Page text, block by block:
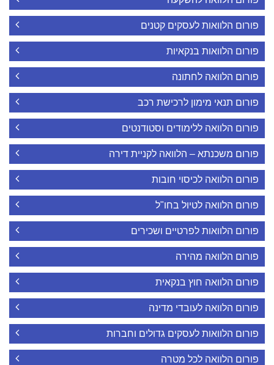
פורום הלוואות לעסקים קטנים
פורום הלוואות בנקאיות
פורום הלוואה לחתונה
פורום תנאי מימון לרכישת רכב
פורום הלוואה ללימודים וסטודנטים
פורום משכנתא – הלוואה לקניית דירה
פורום הלוואה לכיסוי חובות
פורום הלוואה לטיול בחו"ל
פורום הלוואות לפרטיים ושכירים
פורום הלוואה מהירה
פורום הלוואה חוץ בנקאית
פורום הלוואה לעובדי מדינה
פורום הלוואות לעסקים גדולים וחברות
פורום הלוואה לכל מטרה